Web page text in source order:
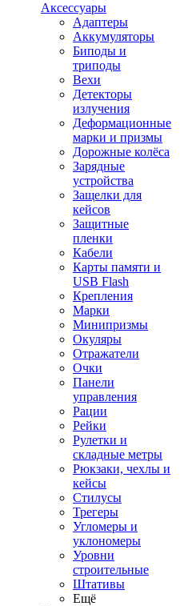
Аксессуары
Адаптеры
Аккумуляторы
Биподы и
триподы
Вехи
Детекторы
излучения
Деформационные
марки и призмы
Дорожные колёса
Зарядные
устройства
Защелки для
кейсов
Защитные
пленки
Кабели
Карты памяти и
USB Flash
Крепления
Марки
Минипризмы
Окуляры
Отражатели
Очки
Панели
управления
Рации
Рейки
Рулетки и
складные метры
Рюкзаки, чехлы и
кейсы
Стилусы
Трегеры
Угломеры и
уклономеры
Уровни
строительные
Штативы
Ещё